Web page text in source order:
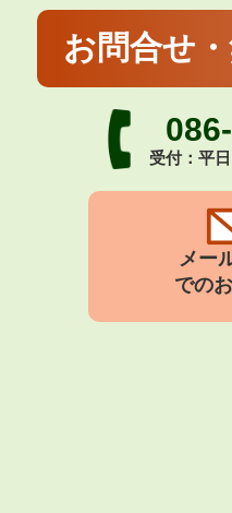
お問合せ
受付：平
メー
での